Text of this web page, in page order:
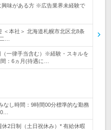
興味がある方 ※広告業界未経験で
＜本社＞ 北海道札幌市北区北8条
…
（一律手当含む）※経験・スキルを
：6ヵ月(待遇に…
なし時間：9時間00分標準的な勤務
2日制（土日祝休み）* 有給休暇